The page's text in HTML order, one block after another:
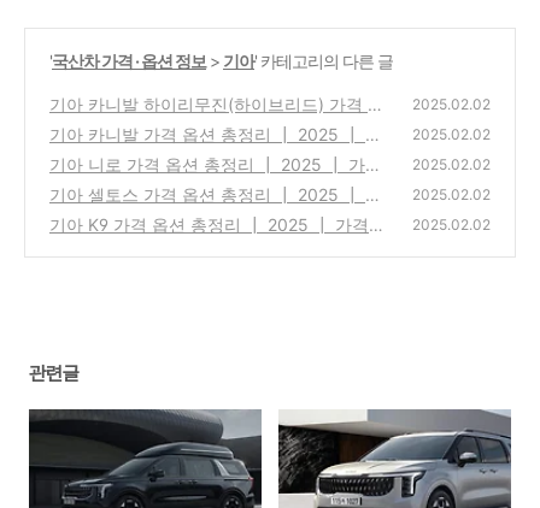
'국산차 가격 · 옵션 정보 > 기아' 카테고리의 다른 글
기아 카니발 하이리무진(하이브리드) 가격 옵
션 총정리 ┃ 2025 ┃ 가격표 다운로드 ┃ 카
탈로그 다운로드
(0)
2025.02.02
기아 카니발 가격 옵션 총정리 ┃ 2025 ┃ 가
격표 다운로드 ┃ 카탈로그 다운로드
2025.02.02
기아 니로 가격 옵션 총정리 ┃ 2025 ┃ 가격
표 다운로드 ┃ 카탈로그 다운로드
(0)
2025.02.02
기아 셀토스 가격 옵션 총정리 ┃ 2025 ┃ 가
격표 다운로드 ┃ 카탈로그 다운로드
(0)
2025.02.02
기아 K9 가격 옵션 총정리 ┃ 2025 ┃ 가격표
2025.02.02
관련글